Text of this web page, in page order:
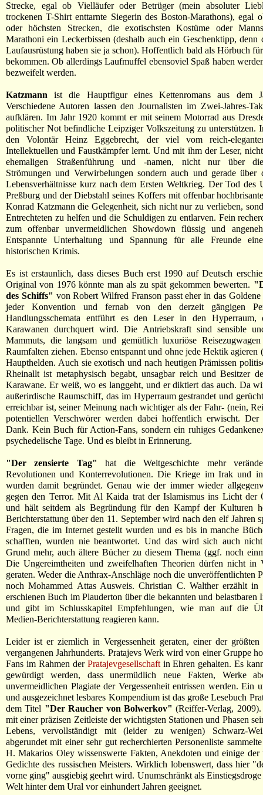
Strecke, egal ob Vielläufer oder Betrüger (mein absoluter
trockenen T-Shirt enttarnte Siegerin des Boston-Marathons), egal
oder höchsten Strecken, die exotischsten Kostüme oder
Marathoni ein Leckerbissen (deshalb auch ein Geschenktipp, denn
Laufausrüstung haben sie ja schon). Hoffentlich bald als Hörbuch
bekommen. Ob allerdings Laufmuffel ebensoviel Spaß haben
bezweifelt werden.
Katzmann ist die Hauptfigur eines Kettenromans aus dem
Verschiedene Autoren lassen den Journalisten im Zwei-Jahres-
aufklären. Im Jahr 1920 kommt er mit seinem Motorrad aus
politischer Not befindliche Leipziger Volkszeitung zu unterstützen.
den Volontär Heinz Eggebrecht, der viel vom reich-
Intellektuellen und Faustkämpfer lernt. Und mit ihm der Leser,
ehemaligen Straßenführung und -namen, nicht nur über
Strömungen und Verwirbelungen sondern auch und gerade über
Lebensverhältnisse kurz nach dem Ersten Weltkrieg. Der Tod des
Preßburg und der Diebstahl seines Koffers mit offenbar
Konrad Katzmann die Gelegenheit, sich nicht nur zu verlieben,
Entrechteten zu helfen und die Schuldigen zu entlarven. Fein
zum offenbar unvermeidlichen Showdown flüssig und
Entspannte Unterhaltung und Spannung für alle Freunde
historischen Krimis.
Es ist erstaunlich, dass dieses Buch erst 1990 auf Deutsch
Original von 1976 könnte man als zu spät gekommen bewerten.
des Schiffs" von Robert Wilfred Franson passt eher in das
jeder Konvention und fernab von den derzeit gängigen
Handlungsschemata entführt es den Leser in den
Karawanen durchquert wird. Die Antriebskraft sind sensible
Mammuts, die langsam und gemütlich luxuriöse
Raumfalten ziehen. Ebenso entspannt und ohne jede Hektik agieren
Haupthelden. Auch sie exotisch und nach heutigen Prämissen
Rheinallt ist metaphysisch begabt, unsagbar reich und Besitzer
Karawane. Er weiß, wo es langgeht, und er diktiert das auch. Da
außerirdische Raumschiff, das im Hyperraum gestrandet und
erreichbar ist, seiner Meinung nach wichtiger als der Fahr- (nein,
potentiellen Verschwörer werden dabei hoffentlich erwischt.
Dank. Kein Buch für Action-Fans, sondern ein ruhiges
psychedelische Tage. Und es bleibt in Erinnerung.
"Der zensierte Tag"
hat die Weltgeschichte mehr
Revolutionen und Konterrevolutionen. Die Kriege im Irak und
wurden damit begründet. Genau wie der immer wieder
gegen den Terror. Mit Al Kaida trat der Islamismus ins Licht der
und hält seitdem als Begründung für den Kampf der Kulturen
Berichterstattung über den 11. September wird nach den elf Jahren
Fragen, die im Internet gestellt wurden und es bis in manche
schafften, wurden nie beantwortet. Und das wird sich auch
Grund mehr, auch ältere Bücher zu diesem Thema (ggf. noch
Die Ungereimtheiten und zweifelhaften Theorien dürfen nicht in
geraten. Weder die Anthrax-Anschläge noch die unveröffentlichten
noch Mohammed Attas Ausweis. Christian C. Walther erzählt in
erschienen Buch im Plauderton über die bekannten und belastbaren
und gibt im Schlusskapitel Empfehlungen, wie man auf die
Medien-Berichterstattung reagieren kann.
Leider ist er ziemlich in Vergessenheit geraten, einer der größten
vergangenen Jahrhunderts. Pratajevs Werk wird von einer Gruppe
Fans im Rahmen der Pratajevgesellschaftin Ehren gehalten. Es
gewürdigt werden, dass unermüdlich neue Fakten, Werke
unvermeidlichen Plagiate der Vergessenheit entrissen werden. Ein
und ausgezeichnet lesbares Kompendium ist das große Lesebuch
dem Titel "Der Raucher von Bolwerkov" (Reiffer-Verlag,
mit einer präzisen Zeitleiste der wichtigsten Stationen und Phasen
Lebens, vervollständigt mit (leider zu wenigen) Schwarz-
abgerundet mit einer sehr gut recherchierten Personenliste
H. Makarios Oley wissenswerte Fakten, Anekdoten und einige der
Gedichte des russischen Meisters. Wirklich lobenswert, dass hier
vorne ging" ausgiebig geehrt wird. Unumschränkt als
Welt hinter dem Ural vor einhundert Jahren geeignet.